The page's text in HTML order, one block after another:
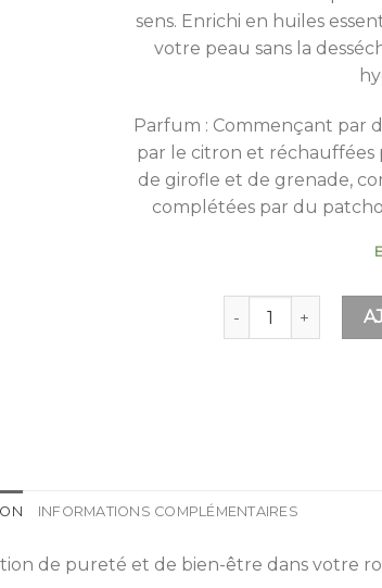
sens. Enrichi en huiles
votre peau sans la
Parfum : Commençant par
par le citron et réchauffées
de girofle et de grenade,
complétées par du
quantité de
INFORMATIONS COMPLÉMENTAIRES
de pureté et de bien-être dans votre